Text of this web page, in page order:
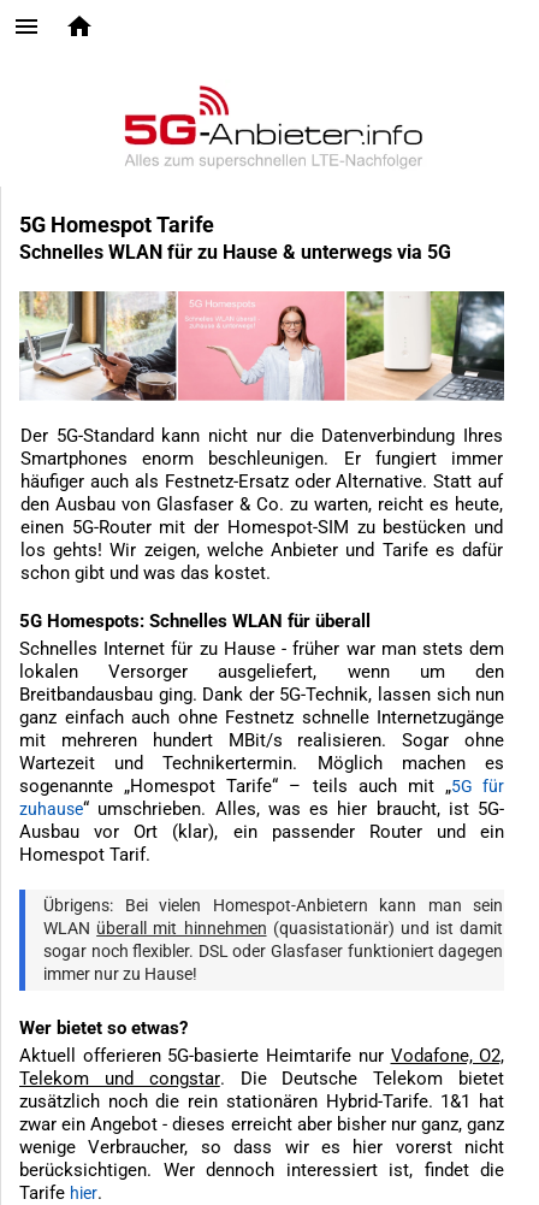
5G Homespot Tarife
Schnelles WLAN für zu Hause & unterwegs via 5G
Der 5G-Standard kann nicht nur die Datenverbindung Ihres
Smartphones enorm beschleunigen. Er fungiert immer
häufiger auch als Festnetz-Ersatz oder Alternative. Statt auf
den Ausbau von Glasfaser & Co. zu warten, reicht es heute,
einen 5G-Router mit der Homespot-SIM zu bestücken und
los gehts! Wir zeigen, welche Anbieter und Tarife es dafür
schon gibt und was das kostet.
5G Homespots: Schnelles WLAN für überall
Schnelles Internet für zu Hause - früher war man stets dem
lokalen Versorger ausgeliefert, wenn um den
Breitbandausbau ging. Dank der 5G-Technik, lassen sich nun
ganz einfach auch ohne Festnetz schnelle Internetzugänge
mit mehreren hundert MBit/s realisieren. Sogar ohne
Wartezeit und Technikertermin. Möglich machen es
sogenannte „Homespot Tarife“ – teils auch mit „5G für
zuhause“ umschrieben. Alles, was es hier braucht, ist 5G-
Ausbau vor Ort (klar), ein passender Router und ein
Homespot Tarif.
Übrigens: Bei vielen Homespot-Anbietern kann man sein
WLAN überall mit hinnehmen (quasistationär) und ist damit
sogar noch flexibler. DSL oder Glasfaser funktioniert dagegen
immer nur zu Hause!
Wer bietet so etwas?
Aktuell offerieren 5G-basierte Heimtarife nur Vodafone, O2,
Telekom und congstar. Die Deutsche Telekom bietet
zusätzlich noch die rein stationären Hybrid-Tarife. 1&1 hat
zwar ein Angebot - dieses erreicht aber bisher nur ganz, ganz
wenige Verbraucher, so dass wir es hier vorerst nicht
berücksichtigen. Wer dennoch interessiert ist, findet die
Tarife hier.